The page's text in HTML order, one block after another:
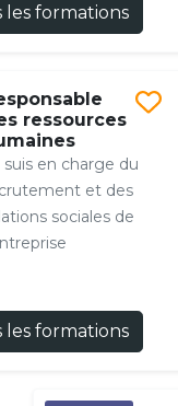
les formations
ressources
suis en charge du
et des
sociales de
les formations